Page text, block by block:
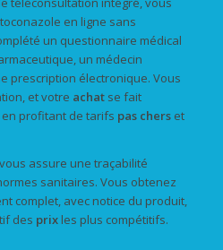
en ligne sans
un questionnaire médical
un médecin
prescription électronique. Vous
et votre achatse fait
en profitant de tarifs pas cherset
assure une traçabilité
sanitaires. Vous obtenez
complet, avec notice du produit,
des prixles plus compétitifs.